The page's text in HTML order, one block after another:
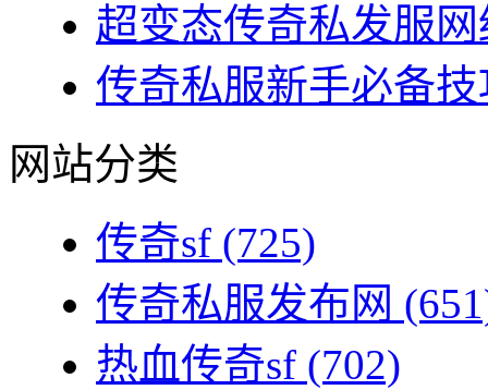
超变态传奇私发服
传奇私服新手必备
网站分类
传奇sf (725)
传奇私服发布网
热血传奇sf (702)